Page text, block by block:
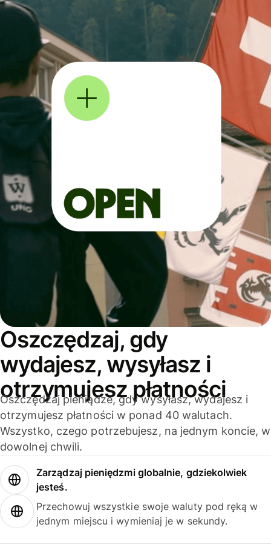
Oszczędzaj, gdy
wydajesz, wysyłasz i
otrzymujesz płatności
Oszczędzaj pieniądze, gdy wysyłasz, wydajesz i
otrzymujesz płatności w ponad 40 walutach.
Wszystko, czego potrzebujesz, na jednym koncie, w
dowolnej chwili.
Zarządzaj pieniędzmi globalnie, gdziekolwiek
jesteś.
Przechowuj wszystkie swoje waluty pod ręką w
jednym miejscu i wymieniaj je w sekundy.